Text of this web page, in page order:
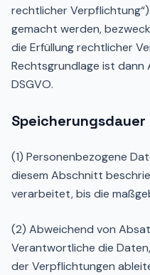
rechtlicher
gemacht werden,
die Erfüllung rechtlicher
Rechtsgrundlage ist dann
DSGVO.
Speicherungsdauer
(1) Personenbezogene
diesem Abschnitt
verarbeitet, bis die
(2) Abweichend von
Verantwortliche die
der Verpflichtungen